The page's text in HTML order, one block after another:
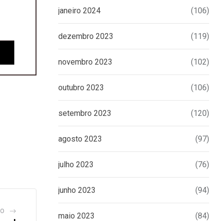
janeiro 2024 (106)
dezembro 2023 (119)
novembro 2023 (102)
outubro 2023 (106)
setembro 2023 (120)
agosto 2023 (97)
julho 2023 (76)
junho 2023 (94)
maio 2023 (84)